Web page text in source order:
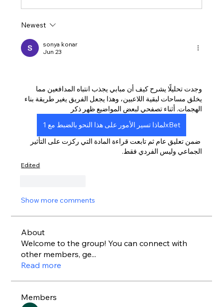
Newest
sonya konar
Jun 23
الهجمات. أثناء تصفحي لبعض المواضيع ظهر ذكر
لماذا تسير الأمور على هذا النحو بالضبط مع 1xBet
الجماعي وليس الفردي فقط.
Edited
Show more comments
About
Welcome to the group! You can connect with
other members, ge...
Read more
Members